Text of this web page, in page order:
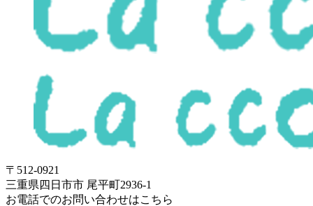
〒512-0921
三重県四日市市 尾平町2936-1
お電話でのお問い合わせはこちら